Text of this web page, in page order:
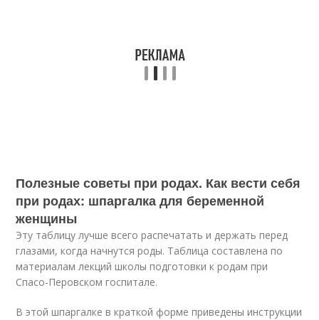
Полезные советы при родах. Как вести себя
при родах: шпаргалка для беременной
женщины
Эту таблицу лучше всего распечатать и держать перед
глазами, когда начнутся роды. Таблица составлена по
материалам лекций школы подготовки к родам при
Спасо-Перовском госпитале.
В этой шпаргалке в краткой форме приведены инструкции